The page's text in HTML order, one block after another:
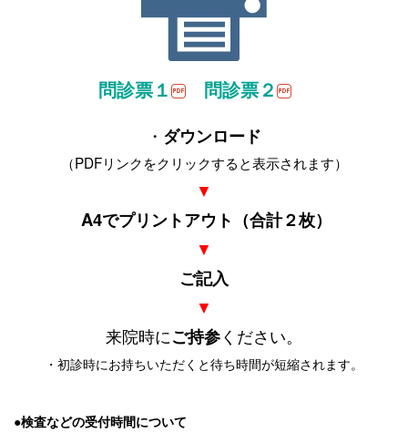
問診票１ 問診票２
・ ダウンロード
（PDFリンクをクリックすると表示されます）
▼
A4でプリントアウト （合計２枚）
▼
ご記入
▼
来院時にご持参ください。
・初診時にお持ちいただくと待ち時間が短縮されます。
●検査などの受付時間について